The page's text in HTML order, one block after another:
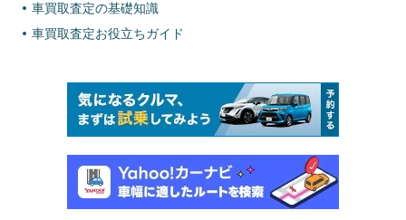
車買取査定の基礎知識
車買取査定お役立ちガイド